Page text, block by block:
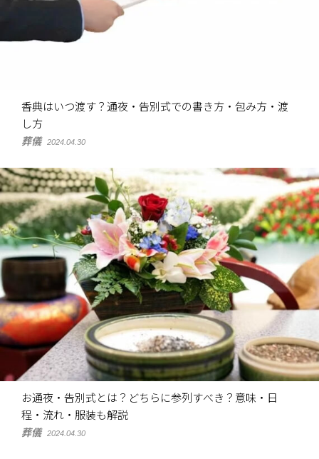
香典はいつ渡す？通夜・告別式での書き方・包み方・渡
し方
葬儀 2024.04.30
お通夜・告別式とは？どちらに参列すべき？意味・日
程・流れ・服装も解説
葬儀 2024.04.30